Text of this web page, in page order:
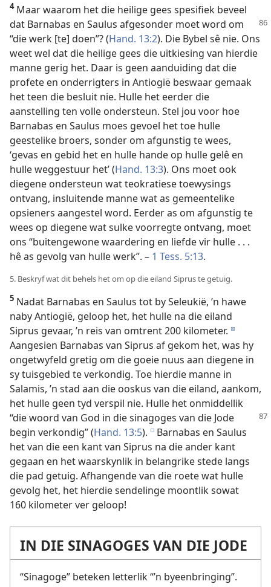
4Maar waarom het die heilige gees spesifiek beveel
dat Barnabas en Saulus afgesonder moet word om
“die werk [te] doen”? (Hand. 13:2). Die Bybel sê nie. Ons
weet wel dat die heilige gees die uitkiesing van hierdie
manne gerig het. Daar is geen aanduiding dat die
profete en onderrigters in Antiogië beswaar gemaak
het teen die besluit nie. Hulle het eerder die
aanstelling ten volle ondersteun. Stel jou voor hoe
Barnabas en Saulus moes gevoel het toe hulle
geestelike broers, sonder om afgunstig te wees,
‘gevas en gebid het en hulle hande op hulle gelê en
hulle weggestuur het’ (Hand. 13:3). Ons moet ook
diegene ondersteun wat teokratiese toewysings
ontvang, insluitende manne wat as gemeentelike
opsieners aangestel word. Eerder as om afgunstig te
wees op diegene wat sulke voorregte ontvang, moet
ons “buitengewone waardering en liefde vir hulle . . .
hê as gevolg van hulle werk”. – 1 Tess. 5:13.
5. Beskryf wat dit behels het om op die eiland Siprus te getuig.
5 Nadat Barnabas en Saulus tot by Seleukië, ’n hawe
naby Antiogië, geloop het, het hulle na die eiland
Siprus gevaar, ’n reis van omtrent 200 kilometer. d
Aangesien Barnabas van Siprus af gekom het, was hy
ongetwyfeld gretig om die goeie nuus aan diegene in
sy tuisgebied te verkondig. Toe hierdie manne in
Salamis, ’n stad aan die ooskus van die eiland, aankom,
het hulle geen tyd verspil nie. Hulle het onmiddellik
“die woord van God in die sinagoges van die Jode
begin verkondig” (Hand. 13:5). e Barnabas en Saulus
het van die een kant van Siprus na die ander kant
gegaan en het waarskynlik in belangrike stede langs
die pad getuig. Afhangende van die roete wat hulle
gevolg het, het hierdie sendelinge moontlik sowat
160 kilometer ver geloop!
IN DIE SINAGOGES VAN DIE JODE
“Sinagoge” beteken letterlik “’n byeenbringing”.